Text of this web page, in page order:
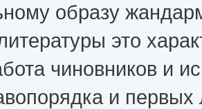
образу
это
чиновников и
и первых